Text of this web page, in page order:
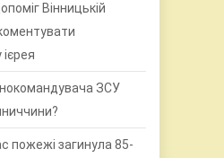
Вінницькій
ЗСУ
пожежі загинула 85-